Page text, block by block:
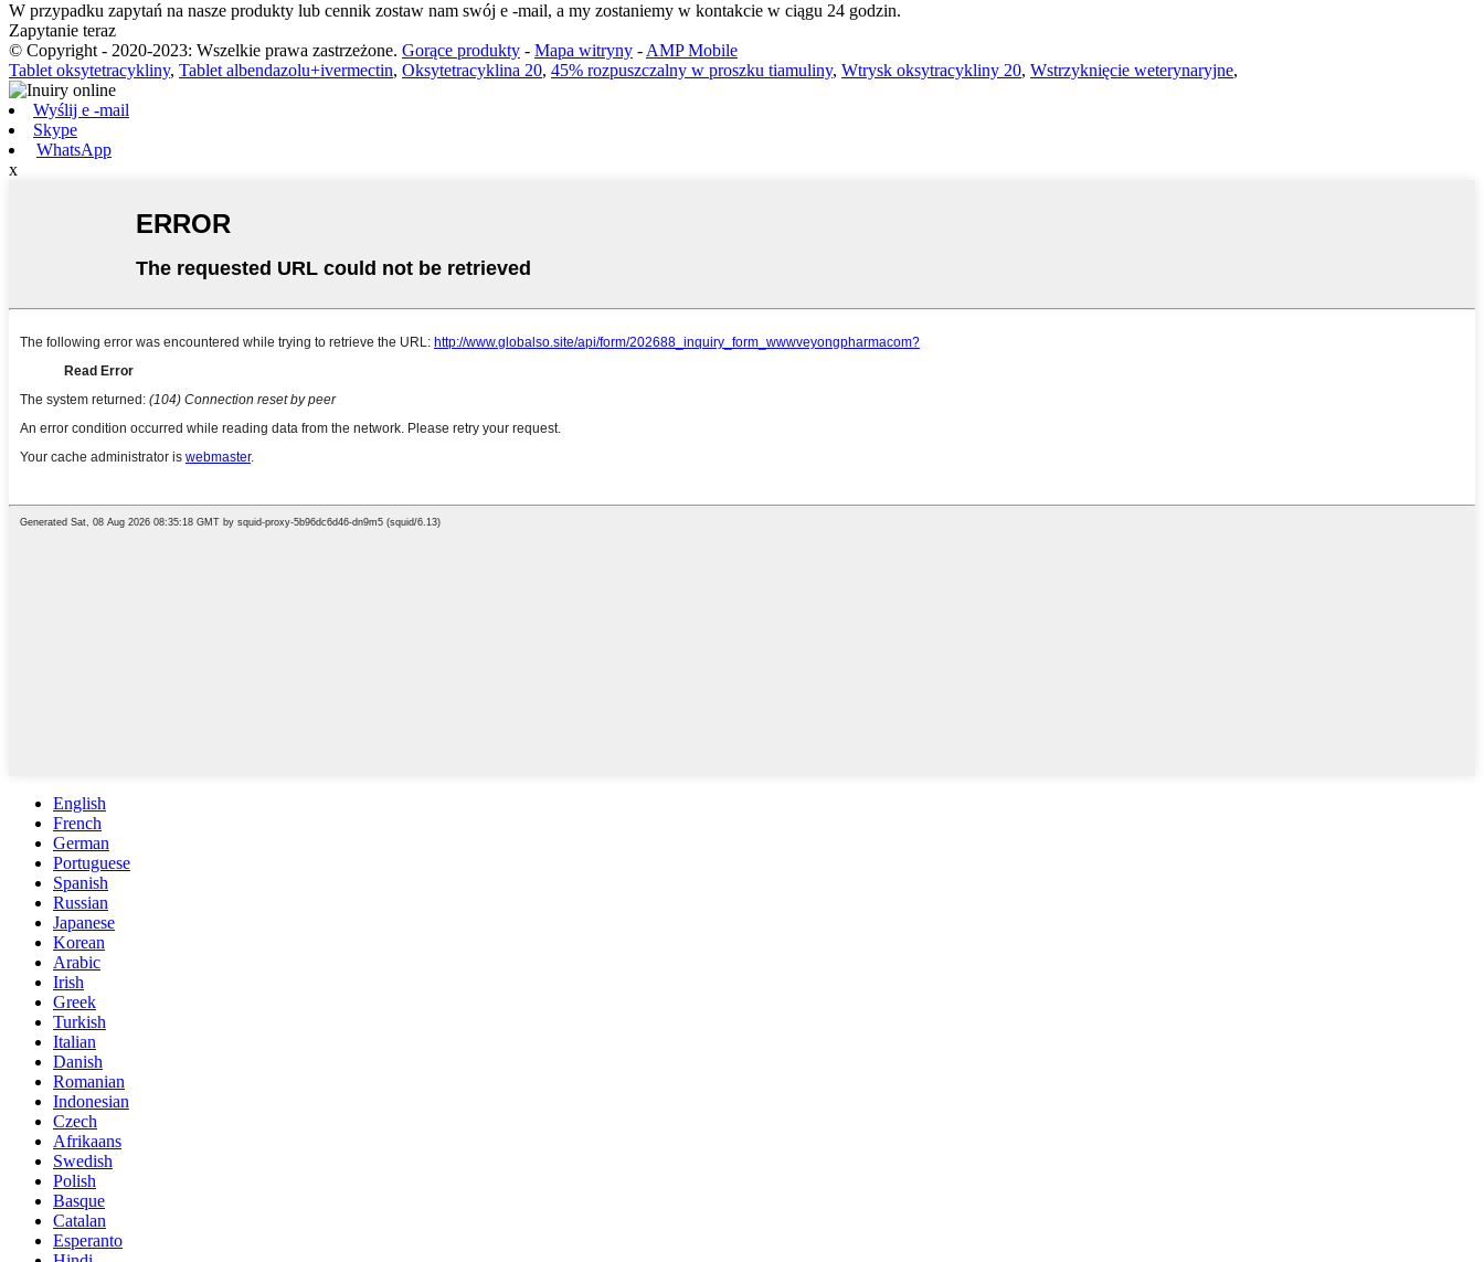
W przypadku zapytań na nasze produkty lub cennik zostaw nam swój e -mail, a my zostaniemy w kontakcie w ciągu 24 godzin.
Zapytanie teraz
© Copyright - 2020-2023: Wszelkie prawa zastrzeżone. Gorące produkty - Mapa witryny - AMP Mobile
Tablet oksytetracykliny, Tablet albendazolu+ivermectin, Oksytetracyklina 20, 45% rozpuszczalny w proszku tiamuliny, Wtrysk oksytracykliny 20, Wstrzyknięcie weterynaryjne,
Wyślij e -mail
Skype
WhatsApp
x
English
French
German
Portuguese
Spanish
Russian
Japanese
Korean
Arabic
Irish
Greek
Turkish
Italian
Danish
Romanian
Indonesian
Czech
Afrikaans
Swedish
Polish
Basque
Catalan
Esperanto